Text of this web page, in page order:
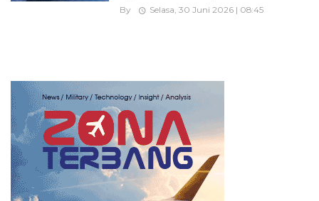
By Selasa, 30 Juni 2026 | 08:45